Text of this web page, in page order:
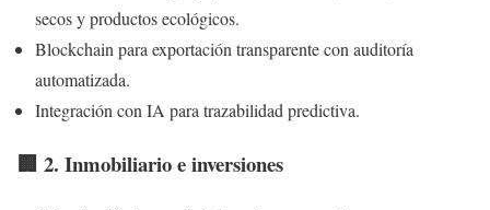
secos y productos ecológicos.
Blockchain para exportación transparente con auditoría
automatizada.
Integración con IA para trazabilidad predictiva.
🏢 2. Inmobiliario e inversiones